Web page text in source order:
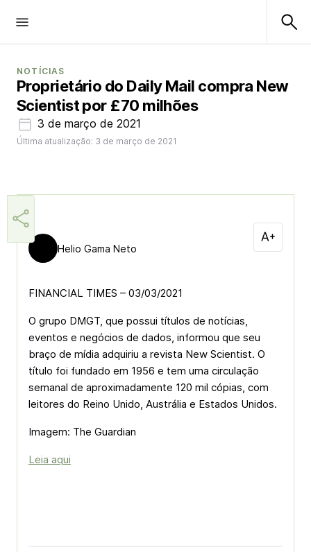
NOTÍCIAS
Proprietário do Daily Mail compra New
Scientist por £70 milhões
3 de março de 2021
Última atualização: 3 de março de 2021
Helio Gama Neto
FINANCIAL TIMES – 03/03/2021
O grupo DMGT, que possui títulos de notícias,
eventos e negócios de dados, informou que seu
braço de mídia adquiriu a revista New Scientist. O
título foi fundado em 1956 e tem uma circulação
semanal de aproximadamente 120 mil cópias, com
leitores do Reino Unido, Austrália e Estados Unidos.
Imagem: The Guardian
Leia aqui